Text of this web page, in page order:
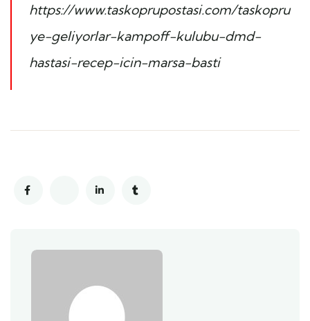
https://www.taskoprupostasi.com/taskopru
ye-geliyorlar-kampoff-kulubu-dmd-
hastasi-recep-icin-marsa-basti